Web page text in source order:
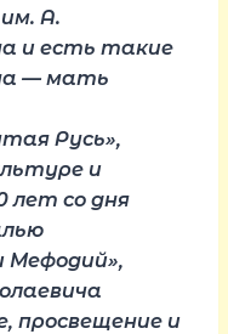
А.
и есть такие
— мать
Русь»,
и
лет со дня
Мефодий»,
просвещение и